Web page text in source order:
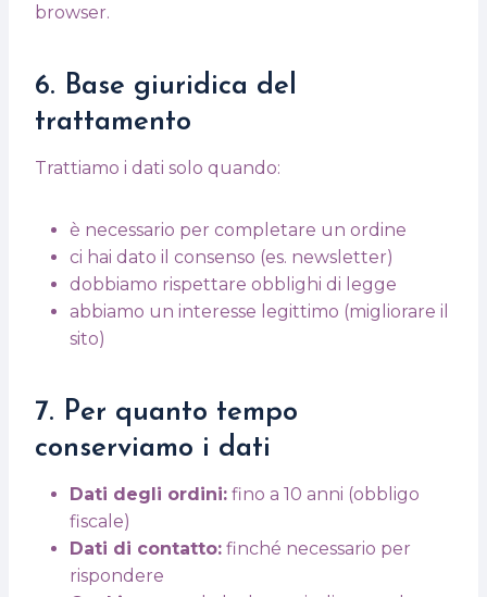
browser.
6. Base giuridica del
trattamento
Trattiamo i dati solo quando:
è necessario per completare un ordine
ci hai dato il consenso (es. newsletter)
dobbiamo rispettare obblighi di legge
abbiamo un interesse legittimo (migliorare il
sito)
7. Per quanto tempo
conserviamo i dati
Dati degli ordini: fino a 10 anni (obbligo
fiscale)
Dati di contatto: finché necessario per
rispondere